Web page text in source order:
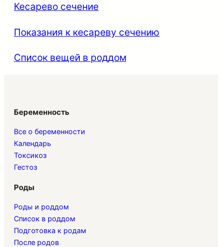
Кесарево сечение
Показания к кесареву сечению
Список вещей в роддом
Беременность
Все о беременности
Календарь
Токсикоз
Гестоз
Роды
Роды и роддом
Список в роддом
Подготовка к родам
После родов